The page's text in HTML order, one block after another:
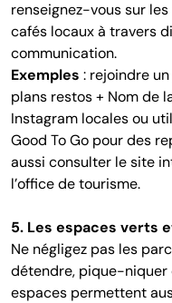
renseignez-vous sur
cafés locaux à travers
communication.
Exemples : rejoindre
plans restos + Nom de
Instagram locales ou
Good To Go pour des
aussi consulter le site
l’office de tourisme.
5. Les espaces verts
Ne négligez pas les
détendre, pique-niquer
espaces permettent